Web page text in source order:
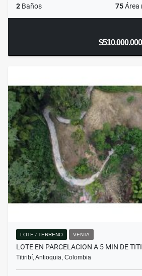
2 Baños 75Área
$510.000.000
LOTE / TERRENO VENTA
LOTE EN PARCELACION A 5 MIN DE
Titiribí, Antioquia, Colombia